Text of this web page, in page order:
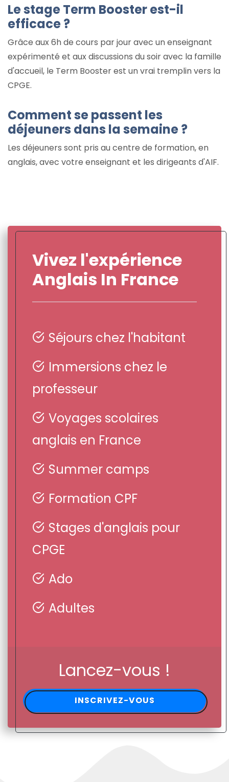
Le stage Term Booster est-il
efficace ?
Grâce aux 6h de cours par jour avec un enseignant
expérimenté et aux discussions du soir avec la famille
d'accueil, le Term Booster est un vrai tremplin vers la
CPGE.
Comment se passent les
déjeuners dans la semaine ?
Les déjeuners sont pris au centre de formation, en
anglais, avec votre enseignant et les dirigeants d'AIF.
Vivez l'expérience
Anglais In France
Séjours chez l'habitant
Immersions chez le
professeur
Voyages scolaires
anglais en France
Summer camps
Formation CPF
Stages d'anglais pour
CPGE
Ado
Adultes
Lancez-vous !
INSCRIVEZ-VOUS